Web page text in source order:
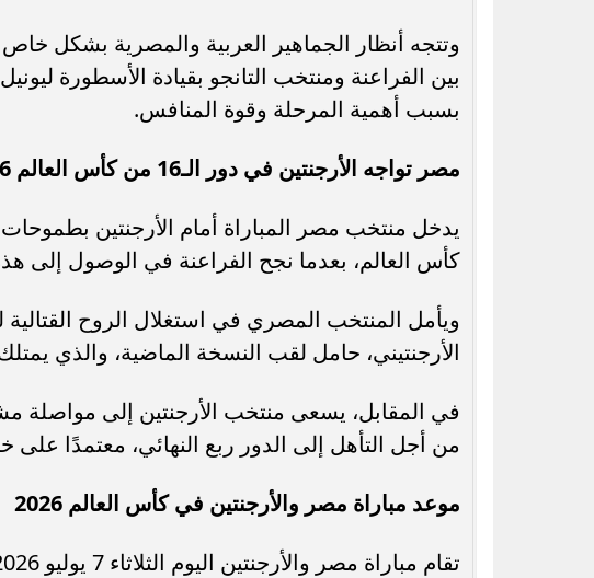
وتتجه أنظار الجماهير العربية والمصرية بشكل خاص
بين الفراعنة ومنتخب التانجو بقيادة الأسطورة
بسبب أهمية المرحلة وقوة المنافس.
مصر تواجه الأرجنتين في دور الـ16 من كأس العالم 2026
يدخل منتخب مصر المباراة أمام الأرجنتين
كأس العالم، بعدما نجح الفراعنة في الوصول إلى
ويأمل المنتخب المصري في استغلال الروح القتالية
الأرجنتيني، حامل لقب النسخة الماضية، والذي
في المقابل، يسعى منتخب الأرجنتين إلى مواصلة
من أجل التأهل إلى الدور ربع النهائي، معتمدًا
موعد مباراة مصر والأرجنتين في كأس العالم 2026
الدور الثاني بالقاهرة 2026
جديد.. هل تتغير معادلات